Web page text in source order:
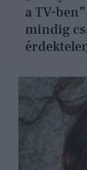
a TV-
mindig